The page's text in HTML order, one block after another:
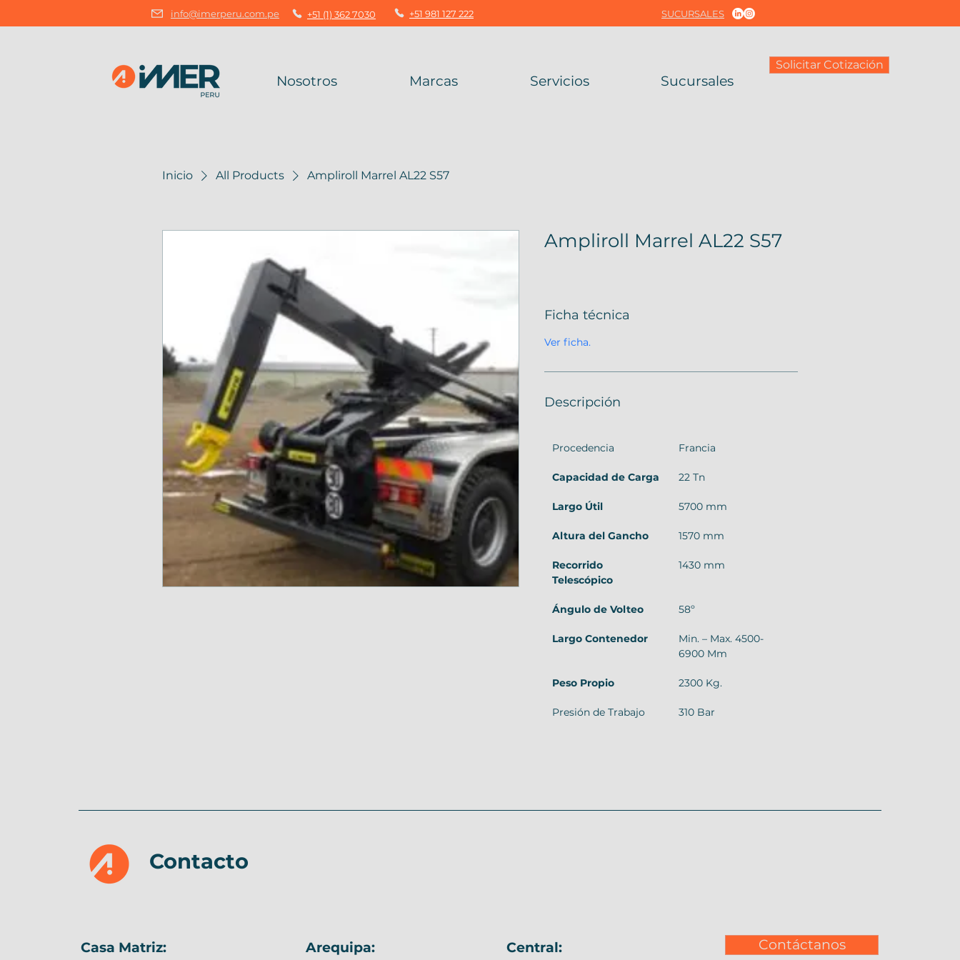
info@imerperu.com.pe +51 (1) 362 7030 +51 981 127 222 SUCURSALES
Nosotros Marcas Servicios Sucursales
Solicitar Cotización
Inicio All Products Ampliroll Marrel AL22 S57
Ampliroll Marrel AL22 S57
Ficha técnica
Ver ficha.
Descripción
Procedencia Francia
Capacidad de Carga 22 Tn
Largo Útil 5700 mm
Altura del Gancho 1570 mm
Recorrido
Telescópico
1430 mm
Ángulo de Volteo 58º
Largo Contenedor
Min. – Max. 4500-
6900 Mm
Peso Propio 2300 Kg.
Presión de Trabajo 310 Bar
Contacto
Casa Matriz: Arequipa: Central: Contáctanos